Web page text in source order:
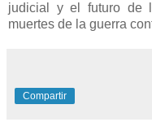
judicial y el futuro de
muertes de la guerra
Compartir